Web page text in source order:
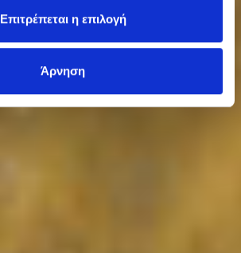
Επιτρέπεται η επιλογή
Άρνηση